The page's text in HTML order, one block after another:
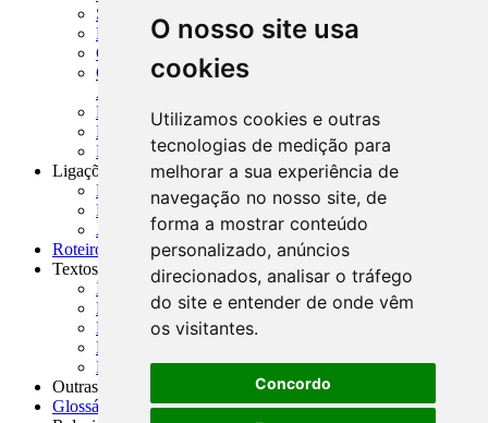
O nosso site usa
cookies
Utilizamos cookies e outras
tecnologias de medição para
melhorar a sua experiência de
navegação no nosso site, de
forma a mostrar conteúdo
personalizado, anúncios
direcionados, analisar o tráfego
do site e entender de onde vêm
os visitantes.
Concordo
SISORF - Manual de Organização do SFN
MASUP - Manual de Supervisão Bancária
CADOC - Catálogo de Documentos
CNAE-CONCLA - Classificação Nacional de
Atividades Econômicas
PMF - Cartilhas do BCB
Manuais Auxiliares do BCB e Cosif-e
Resenhas Diárias Governamentais
Ligações Externas
Links Úteis
Presidência da República
Agências Nacionais Reguladoras
Roteiros para Estudos
Textos
Índice de Textos
Editorial
Monografias
Na Imprensa
Fórum de Discussão
Outras ferramentas
Glossário